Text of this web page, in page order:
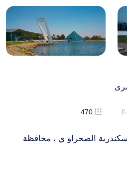
470
الصحراو ي ، محافظة